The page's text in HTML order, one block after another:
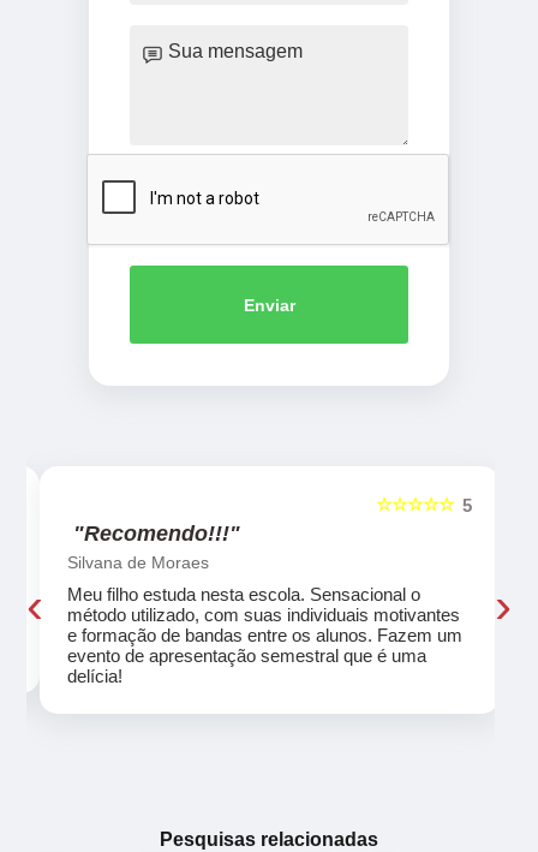
Enviar
5
☆☆☆☆☆
"Recomendo!!!"
Silvana de Moraes
Meu filho estuda nesta escola. Sensacional o
método utilizado, com suas individuais motivantes
e formação de bandas entre os alunos. Fazem um
evento de apresentação semestral que é uma
delícia!
‹ ›
Pesquisas relacionadas